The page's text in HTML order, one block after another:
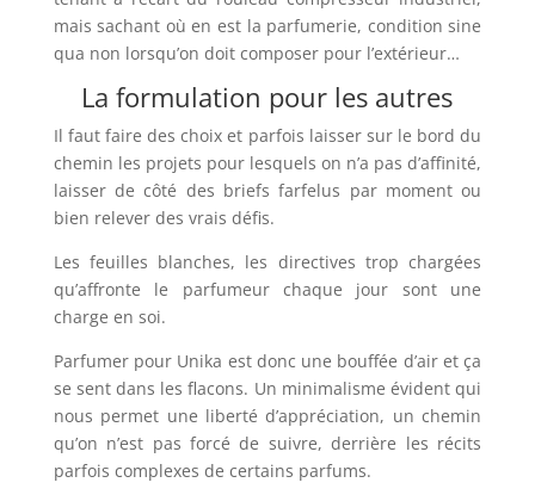
mais sachant où en est la parfumerie, condition sine
qua non lorsqu’on doit composer pour l’extérieur…
La formulation pour les autres
Il faut faire des choix et parfois laisser sur le bord du
chemin les projets pour lesquels on n’a pas d’affinité,
laisser de côté des briefs farfelus par moment ou
bien relever des vrais défis.
Les feuilles blanches, les directives trop chargées
qu’affronte le parfumeur chaque jour sont une
charge en soi.
Parfumer pour Unika est donc une bouffée d’air et ça
se sent dans les flacons. Un minimalisme évident qui
nous permet une liberté d’appréciation, un chemin
qu’on n’est pas forcé de suivre, derrière les récits
parfois complexes de certains parfums.